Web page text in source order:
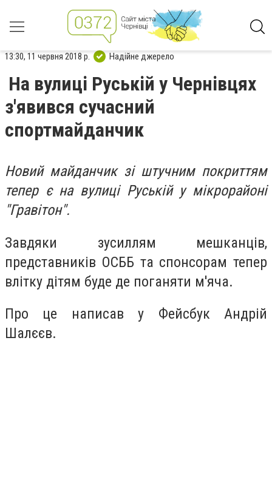
13:30, 11 червня 2018 р. Надійне джерело
На вулиці Руській у Чернівцях
з'явився сучасний
спортмайданчик
Новий майданчик зі штучним покриттям
тепер є на вулиці Руській у мікрорайоні
"Гравітон".
Завдяки зусиллям мешканців,
представників ОСББ та спонсорам тепер
влітку дітям буде де поганяти м'яча.
Про це написав у Фейсбук Андрій
Шалєєв.